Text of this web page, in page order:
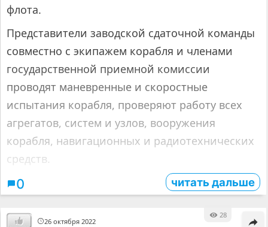
флота.
Представители заводской сдаточной команды
совместно с экипажем корабля и членами
государственной приемной комиссии
проводят маневренные и скоростные
испытания корабля, проверяют работу всех
агрегатов, систем и узлов, вооружения
корабля, навигационных и радиотехнических
средств.
0 читать дальше
26 октября 2022
28